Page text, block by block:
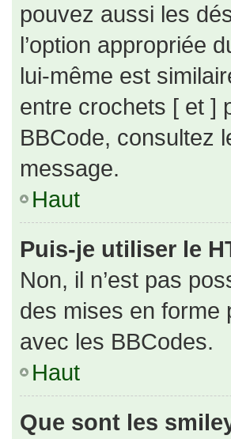
pouvez aussi les
l’option appropriée
lui-même est
entre crochets [ et ]
BBCode, consultez
message.
Haut
Puis-je utiliser le
Non, il n’est pas
des mises en forme
avec les BBCodes.
Haut
Que sont les